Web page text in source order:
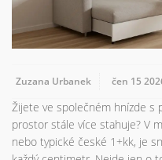
Zuzana Urbanek čen 15
Žijete ve společném hnízde s
prostor stále více stahuje? V
nebo typické české 1+kk, je